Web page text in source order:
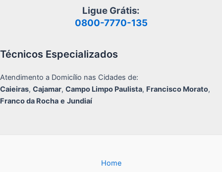
Ligue Grátis:
0800-7770-135
Técnicos Especializados
Atendimento a Domicílio nas Cidades de:
Caieiras, Cajamar, Campo Limpo Paulista, Francisco Morato,
Franco da Rocha e Jundiaí
Home